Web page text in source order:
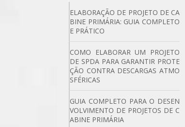
ELABORAÇÃO DE PROJETO DE CA
BINE PRIMÁRIA: GUIA COMPLETO
E PRÁTICO
COMO ELABORAR UM PROJETO
DE SPDA PARA GARANTIR PROTE
ÇÃO CONTRA DESCARGAS ATMO
SFÉRICAS
GUIA COMPLETO PARA O DESEN
VOLVIMENTO DE PROJETOS DE C
ABINE PRIMÁRIA